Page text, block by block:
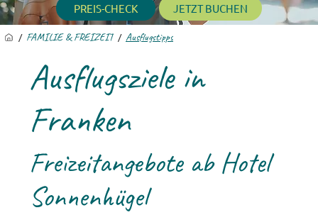
PREIS-CHECK JETZT BUCHEN
/ FAMILIE & FREIZEIT / Ausflugstipps
Ausflugsziele in
Franken
Freizeitangebote ab Hotel
Sonnenhügel